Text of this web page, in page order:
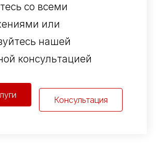
со всеми
или
нашей
консультацией
Консультация